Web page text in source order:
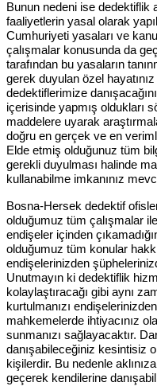
Bunun nedeni ise dedektiflik
faaliyetlerin yasal olarak
Cumhuriyeti yasaları ve
çalışmalar konusunda da
tarafından bu yasaların
gerek duyulan özel
dedektiflerimize
içerisinde yapmış oldukları
maddelere uyarak
doğru en gerçek ve en
Elde etmiş olduğunuz tüm
gerekli duyulması halinde
kullanabilme imkanınız
Bosna-Hersek dedektif
olduğumuz tüm çalışmalar
endişeler içinden
olduğumuz tüm konular
endişelerinizden
Unutmayın ki dedektiflik
kolaylaştıracağı gibi aynı
kurtulmanızı
mahkemelerde ihtiyacınız
sunmanızı sağlayacaktır.
danışabileceğiniz kesintisiz
kişilerdir. Bu nedenle
geçerek kendilerine